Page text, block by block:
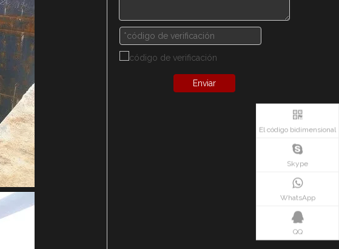
Enviar
El código bidimensional
Skype
WhatsApp
QQ